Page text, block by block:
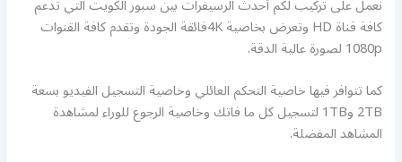
نعمل على تركيب لكم أحدث الرسيفرات بين سبور الكويت التي تدعم
كافة قناة HD وتعرض بخاصية 4Kفائقة الجودة وتقدم كافة القنوات
1080p لصورة عالية الدقة.
كما تتوافر فيها خاصية التحكم العائلي وخاصية التسجيل الفيديو بسعة
2TB و1TB لتسجيل كل ما فاتك وخاصية الرجوع للوراء لمشاهدة
المشاهد المفضلة.